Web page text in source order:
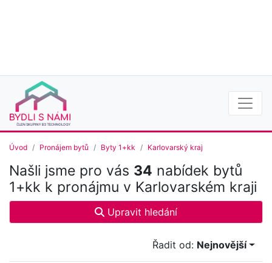
Úvod Pronájem bytů Byty 1+kk Karlovarský kraj
Našli jsme pro vás 34 nabídek bytů
1+kk k pronájmu v Karlovarském kraji
Upravit hledání
Řadit od: Nejnovější